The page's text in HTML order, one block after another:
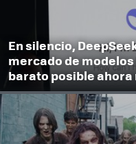
En silencio,
mercado de modelos
barato posible